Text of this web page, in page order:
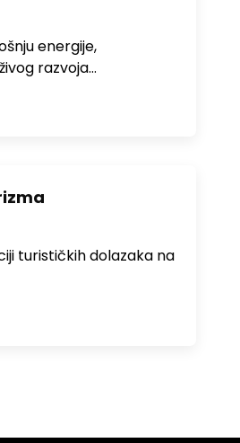
energije,
razvoja…
turističkih dolazaka na